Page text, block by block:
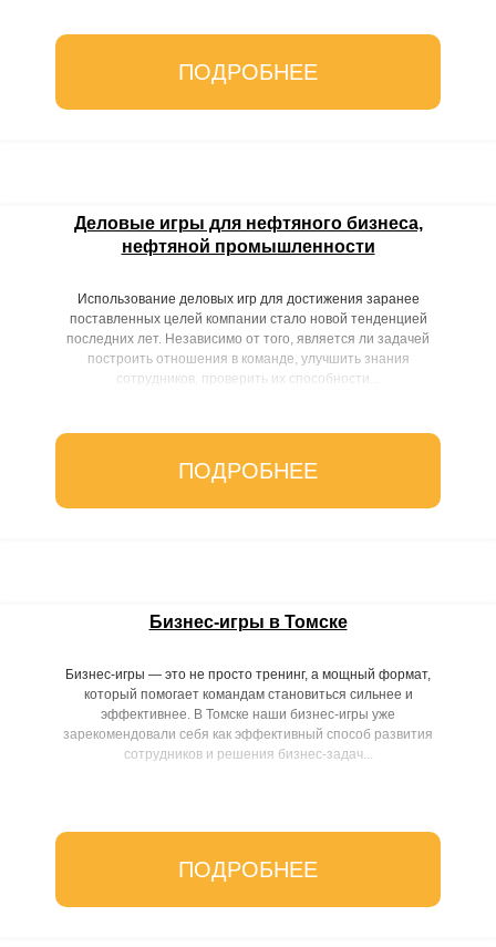
ПОДРОБНЕЕ
Деловые игры для нефтяного бизнеса,
нефтяной промышленности
Использование деловых игр для достижения заранее
поставленных целей компании стало новой тенденцией
последних лет. Независимо от того, является ли задачей
построить отношения в команде, улучшить знания
сотрудников, проверить их способности...
ПОДРОБНЕЕ
Бизнес-игры в Томске
Бизнес-игры — это не просто тренинг, а мощный формат,
который помогает командам становиться сильнее и
эффективнее. В Томске наши бизнес-игры уже
зарекомендовали себя как эффективный способ развития
сотрудников и решения бизнес-задач...
ПОДРОБНЕЕ